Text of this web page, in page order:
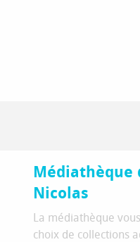
Médiathèque
Nicolas
La médiathèque
choix de collections